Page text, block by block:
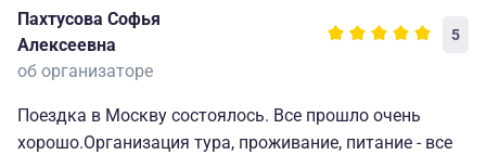
Пахтусова Софья
Алексеевна
5
об организаторе
Поездка в Москву состоялось. Все прошло очень
хорошо.Организация тура, проживание, питание - все